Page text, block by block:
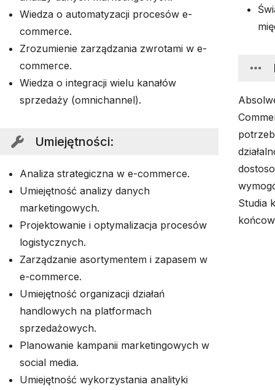
Wiedza o automatyzacji procesów e-
commerce.
Zrozumienie zarządzania zwrotami w e-
commerce.
Wiedza o integracji wielu kanałów
sprzedaży (omnichannel).
Umiejętności:
Analiza strategiczna w e-commerce.
Umiejętność analizy danych
marketingowych.
Projektowanie i optymalizacja procesów
logistycznych.
Zarządzanie asortymentem i zapasem w
e-commerce.
Umiejętność organizacji działań
handlowych na platformach
sprzedażowych.
Planowanie kampanii marketingowych w
social media.
Umiejętność wykorzystania analityki
Studia